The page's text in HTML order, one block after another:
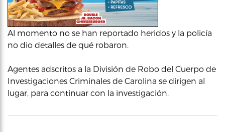
Al momento no se han reportado heridos y la policía
no dio detalles de qué robaron.
Agentes adscritos a la División de Robo del Cuerpo de
Investigaciones Criminales de Carolina se dirigen al
lugar, para continuar con la investigación.